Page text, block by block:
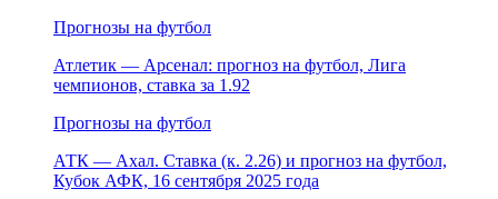
Прогнозы на футбол
Атлетик — Арсенал: прогноз на футбол, Лига
чемпионов, ставка за 1.92
Прогнозы на футбол
АТК — Ахал. Ставка (к. 2.26) и прогноз на футбол,
Кубок АФК, 16 сентября 2025 года